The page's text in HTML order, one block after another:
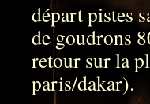
départ pistes
de goudrons
retour sur la
paris/dakar).